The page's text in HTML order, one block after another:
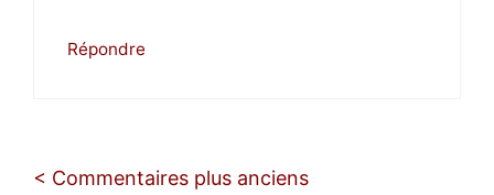
Répondre
Navigation
< Commentaires plus anciens